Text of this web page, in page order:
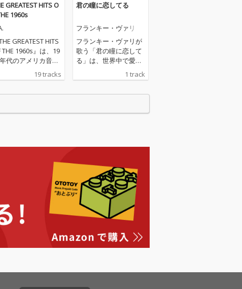
GREATEST HITS O
1960s
THE GREATEST HITS
THE 1960s』は、19
代のアメリカ音楽
ーンを象徴するオー
ィーズの名曲を一
ズ「朝日のあたる
・ストーンズ「黒く
・ボーイズ「アイ・
ット・アラウンド」
ど、1960年代洋楽を
うえで欠かせない
表曲が勢ぞろい。さ
に、ザ・フォー・シ
ズンズ、ザ・ロネッ
、昭和世代にも馴
19 tracks
君の瞳に恋してる
フランキー・ヴァリ
フランキー・ヴァリが
歌う「君の瞳に恋して
る」は、世界中で愛さ
曲です。華やかで高揚
1 track